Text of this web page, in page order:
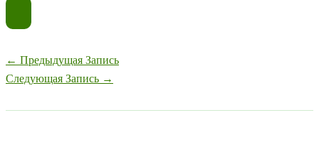
← Предыдущая Запись
Следующая Запись →